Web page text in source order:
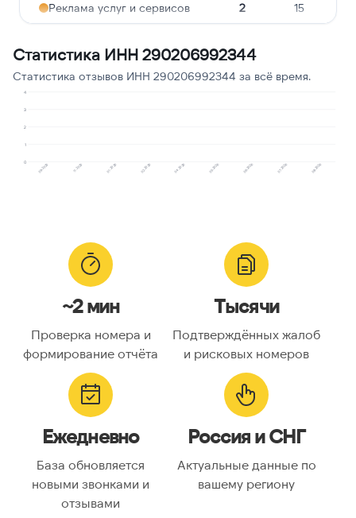
Реклама услуг и сервисов 2 15
Статистика ИНН 290206992344
Статистика отзывов ИНН 290206992344 за всё время.
0
1
2
3
4
09.2025 11.2025 01.2026 02.2026 04.2026 05.2026 06.2026 07.2026 08.2026
~2 мин
Проверка номера и
формирование отчёта
Тысячи
Подтверждённых жалоб
и рисковых номеров
Ежедневно
База обновляется
новыми звонками и
отзывами
Россия и СНГ
Актуальные данные по
вашему региону